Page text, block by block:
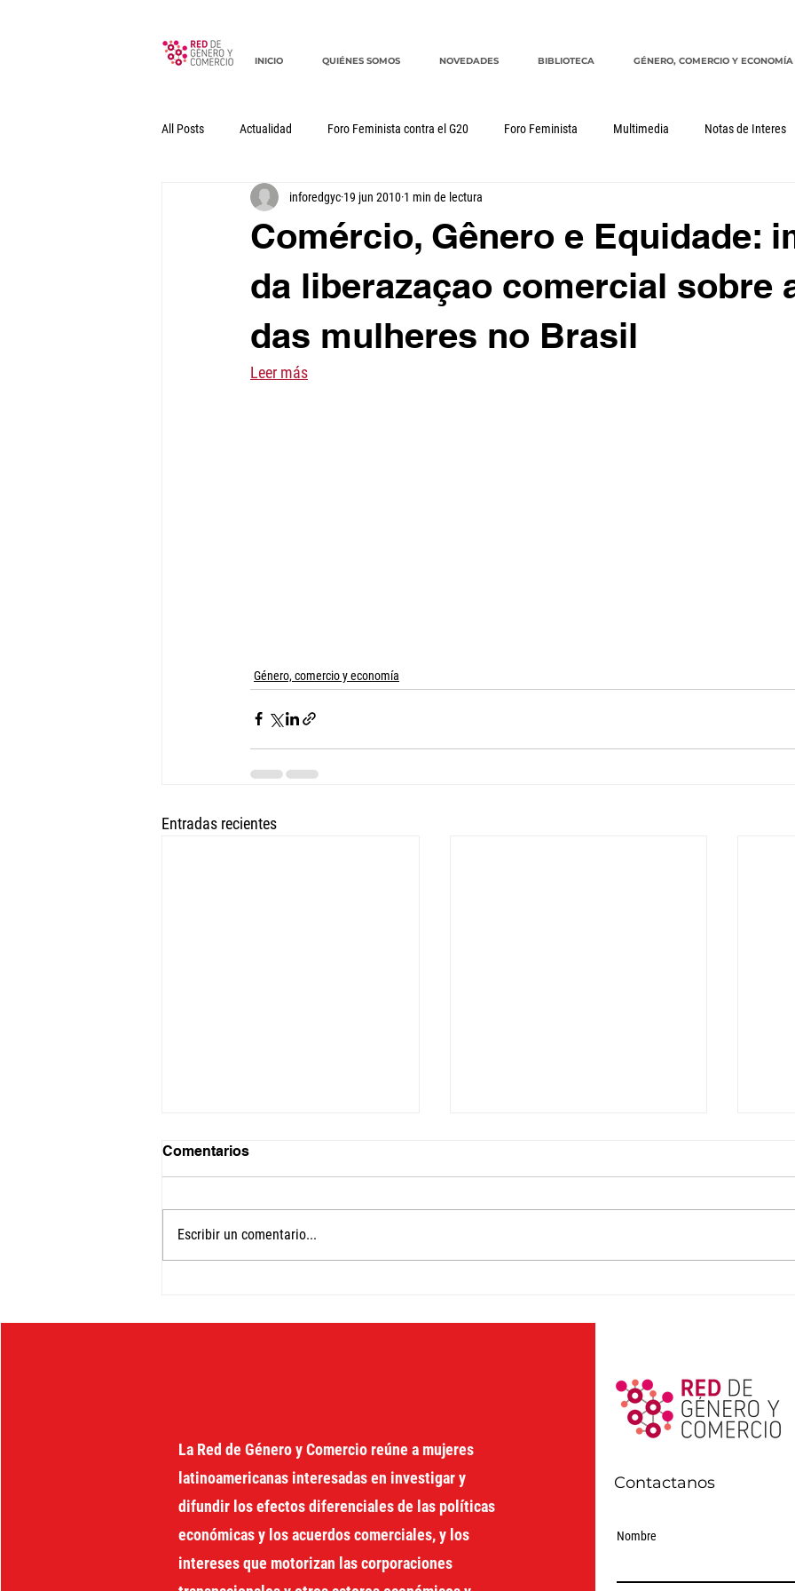
INICIO QUIÉNES SOMOS NOVEDADES BIBLIOTECA GÉNERO, COMERCIO Y ECONOMÍA
All Posts Actualidad Foro Feminista contra el G20 Foro Feminista Multimedia Notas de Interes
Documentos Declaraciones Género, comercio y economía
Comércio, Gênero e Equidade:
da liberazaçao comercial sobre
das mulheres no Brasil
inforedgyc 19 jun 2010 1 min de lectura
Leer más
Género, comercio y economía
Entradas recientes
the United Nations: a
Comentarios
Escribir un comentario...
La Red de Género y Comercio reúne a mujeres
latinoamericanas interesadas en investigar y
difundir los efectos diferenciales de las políticas
económicas y los acuerdos comerciales, y los
intereses que motorizan las corporaciones
Contactanos
Nombre